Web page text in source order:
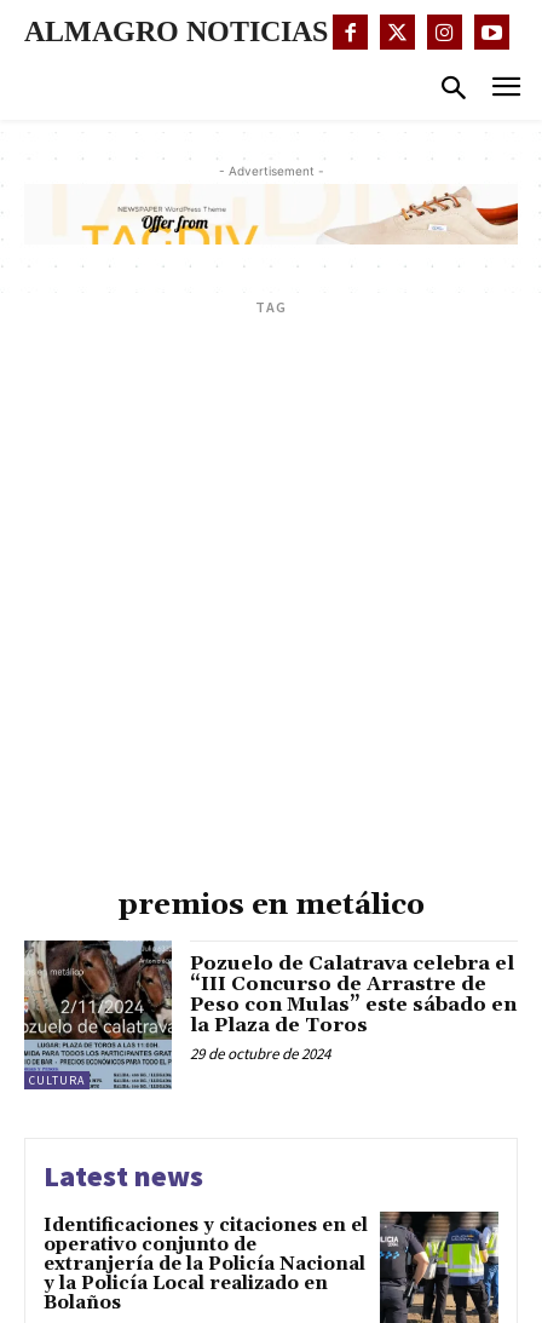
ALMAGRO NOTICIAS
- Advertisement -
TAG
premios en metálico
CULTURA
Pozuelo de Calatrava celebra el
“III Concurso de Arrastre de
Peso con Mulas” este sábado en
la Plaza de Toros
29 de octubre de 2024
Latest news
Identificaciones y citaciones en el
operativo conjunto de
extranjería de la Policía Nacional
y la Policía Local realizado en
Bolaños